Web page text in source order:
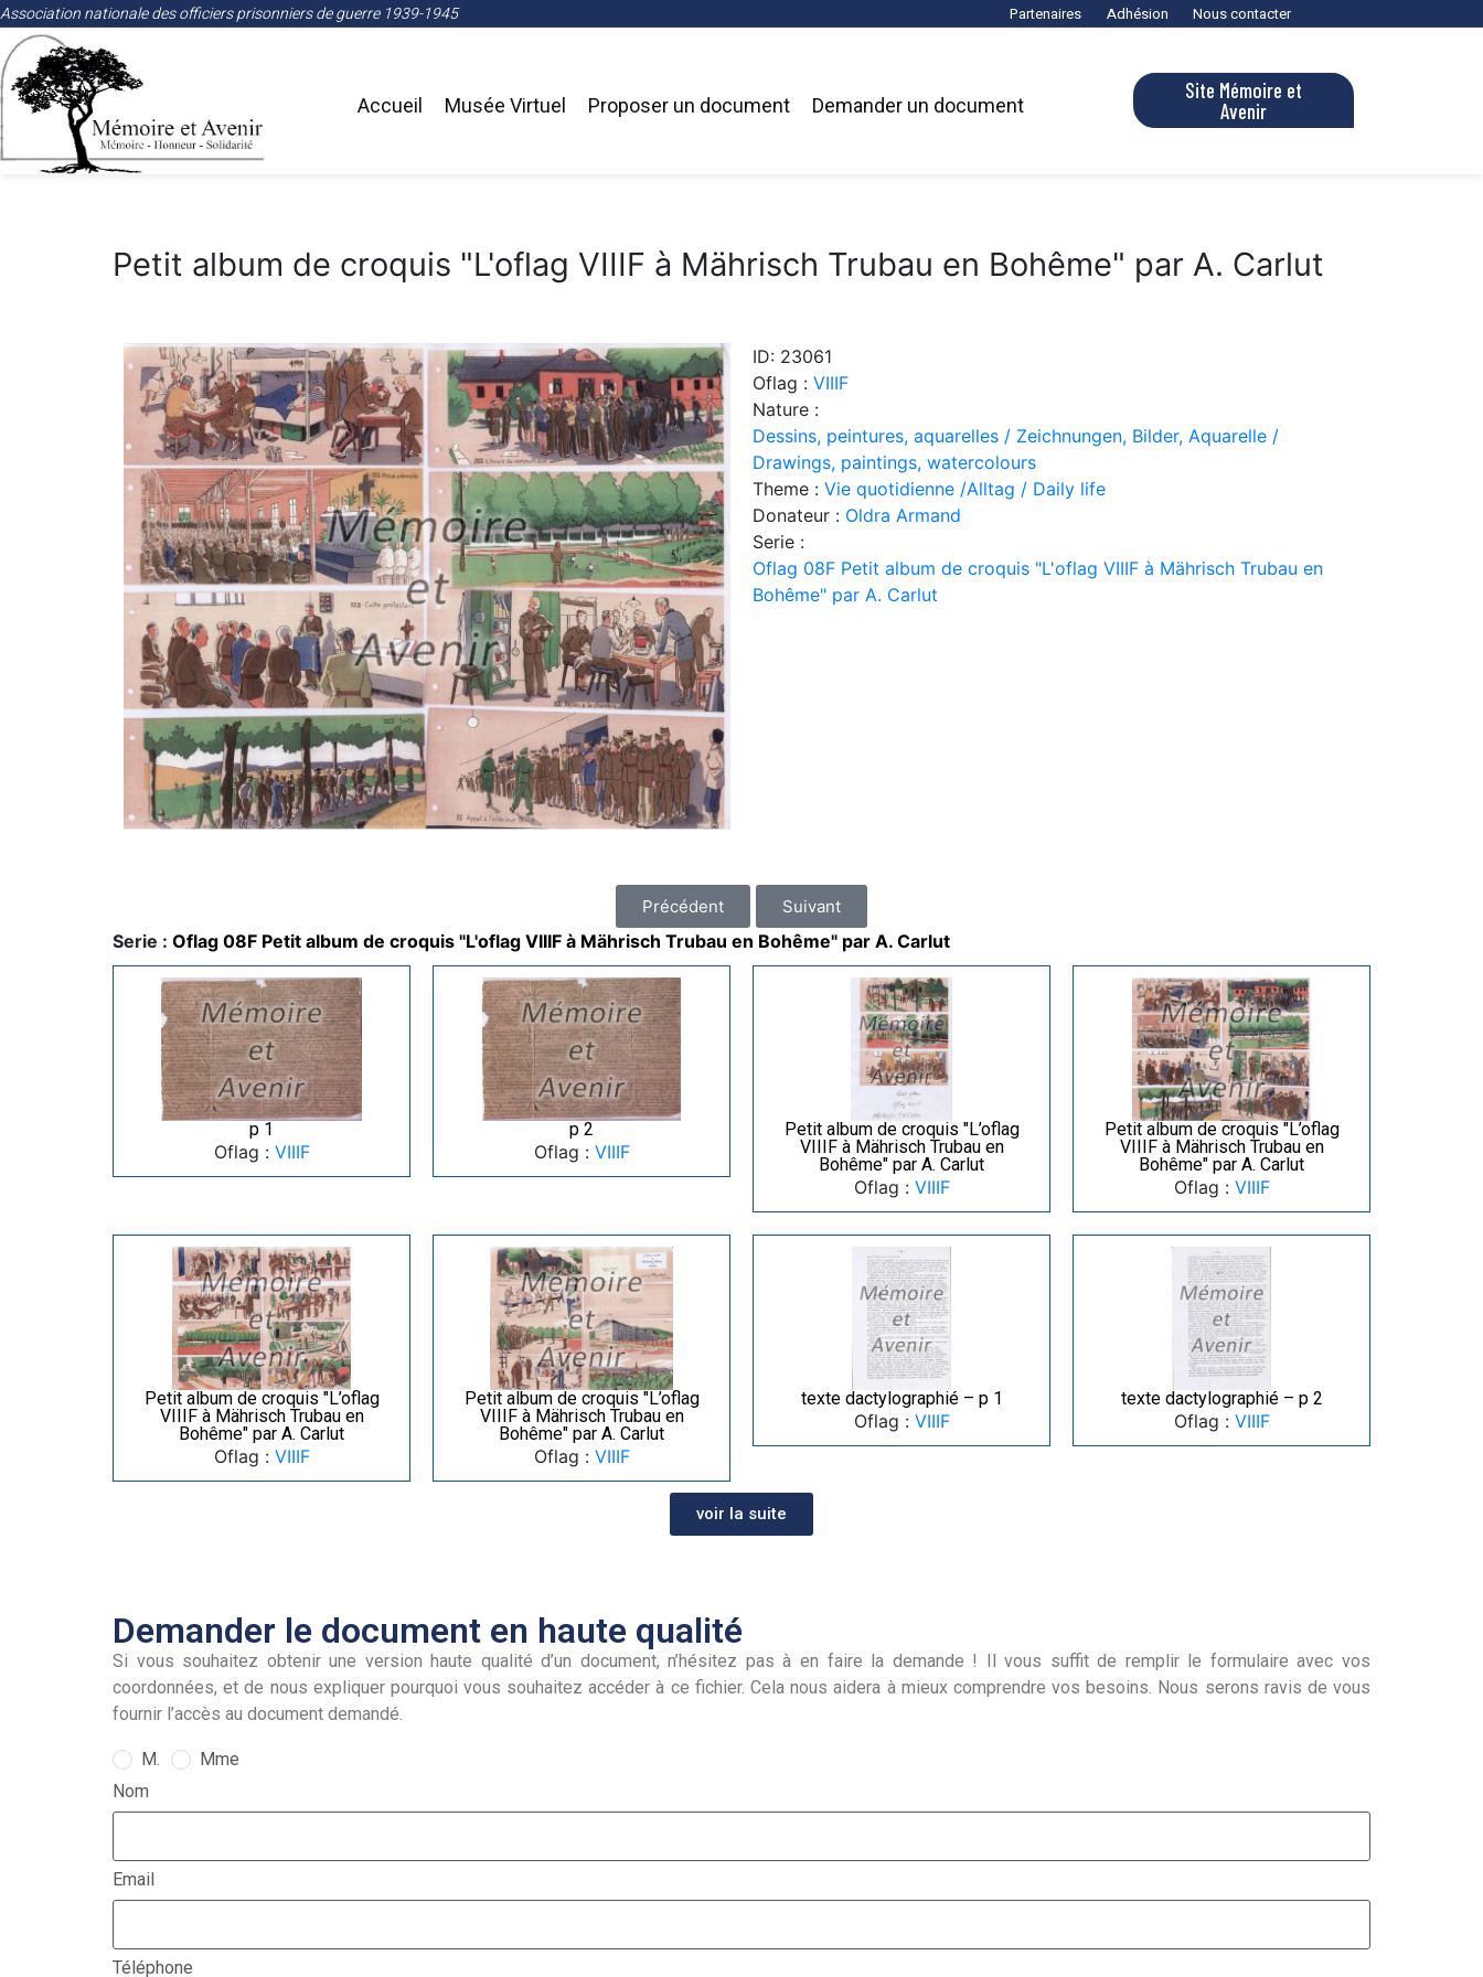
Association nationale des officiers prisonniers de guerre 1939-1945 Partenaires Adhésion Nous contacter
Accueil Musée Virtuel Proposer un document Demander un document
Site Mémoire et
Avenir
Petit album de croquis "L'oflag VIIIF à Mährisch Trubau en Bohême" par A. Carlut
ID: 23061
Oflag : VIIIF
Nature :
Dessins, peintures, aquarelles / Zeichnungen, Bilder, Aquarelle /
Drawings, paintings, watercolours
Theme : Vie quotidienne /Alltag / Daily life
Donateur : Oldra Armand
Serie :
Oflag 08F Petit album de croquis "L'oflag VIIIF à Mährisch Trubau en
Bohême" par A. Carlut
Précédent Suivant
Serie : Oflag 08F Petit album de croquis "L'oflag VIIIF à Mährisch Trubau en Bohême" par A. Carlut
p 1
Oflag : VIIIF
p 2
Oflag : VIIIF
Petit album de croquis "L’oflag
VIIIF à Mährisch Trubau en
Bohême" par A. Carlut
Oflag : VIIIF
Petit album de croquis "L’oflag
VIIIF à Mährisch Trubau en
Bohême" par A. Carlut
Oflag : VIIIF
Petit album de croquis "L’oflag
VIIIF à Mährisch Trubau en
Bohême" par A. Carlut
Oflag : VIIIF
Petit album de croquis "L’oflag
VIIIF à Mährisch Trubau en
Bohême" par A. Carlut
Oflag : VIIIF
texte dactylographié – p 1
Oflag : VIIIF
texte dactylographié – p 2
Oflag : VIIIF
voir la suite
Demander le document en haute qualité
Si vous souhaitez obtenir une version haute qualité d’un document, n’hésitez pas à en faire la demande ! Il vous suffit de remplir le formulaire avec vos
coordonnées, et de nous expliquer pourquoi vous souhaitez accéder à ce fichier. Cela nous aidera à mieux comprendre vos besoins. Nous serons ravis de vous
fournir l’accès au document demandé.
M.
Mme
Nom
Email
Téléphone